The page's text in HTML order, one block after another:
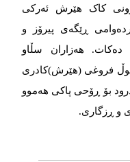
کاک هێرش ئەرکی
ڕێگەی پیرۆز و
دەکات. هەزاران سڵاو
فروغی (هێرش)کادری
بۆ ڕۆحی پاکی هەموو
و ڕزگاری.